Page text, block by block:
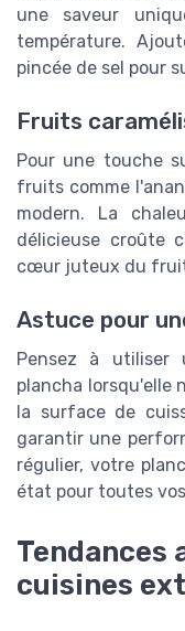
une saveur
température.
pincée de sel pour
Fruits
Pour une touche
fruits comme
modern. La
délicieuse croûte
cœur juteux du
Astuce pour
Pensez à utiliser
plancha lorsqu'elle
la surface de
garantir une
régulier, votre
état pour toutes
Tendances
cuisines